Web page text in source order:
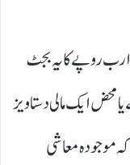
آنے والا وقت فیصلہ کرے گا کہ3ہزار 562ارب روپے کا یہ بجٹ
محض ایک مالی دستاویز
موجودہ معاشی